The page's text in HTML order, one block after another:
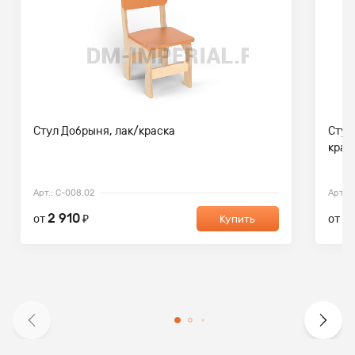
Стул Добрыня, лак/краска
Арт.: С-008.02
от2 910₽ Купить
Арт.:
от